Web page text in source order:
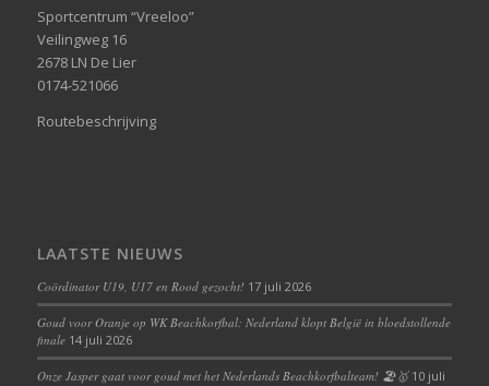
Sportcentrum “Vreeloo”
Veilingweg 16
2678 LN De Lier
0174-521066
Routebeschrijving
LAATSTE NIEUWS
Coördinator U19, U17 en Rood gezocht! 17 juli 2026
Goud voor Oranje op WK Beachkorfbal: Nederland klopt België in bloedstollende
finale 14 juli 2026
Onze Jasper gaat voor goud met het Nederlands Beachkorfbalteam! 🏖️🥇 10 juli